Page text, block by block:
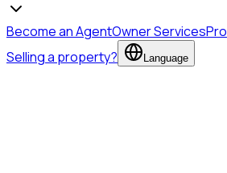
Become an AgentOwner Services
Selling a property?
Language